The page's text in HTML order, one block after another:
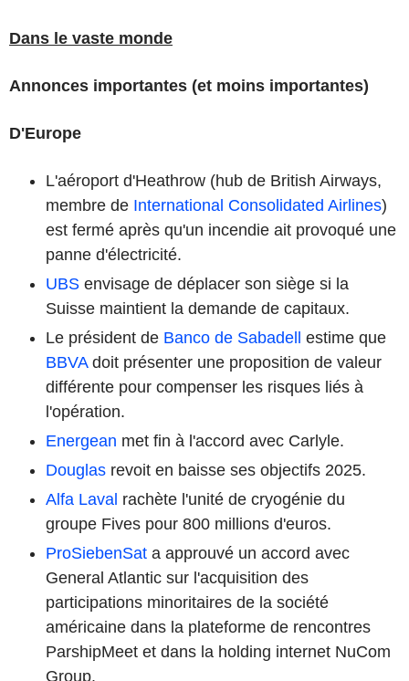
Dans le vaste monde
Annonces importantes (et moins importantes)
D'Europe
L'aéroport d'Heathrow (hub de British Airways,
membre de International Consolidated Airlines)
est fermé après qu'un incendie ait provoqué une
panne d'électricité.
UBS envisage de déplacer son siège si la
Suisse maintient la demande de capitaux.
Le président de Banco de Sabadell estime que
BBVAdoit présenter une proposition de valeur
différente pour compenser les risques liés à
l'opération.
Energean met fin à l'accord avec Carlyle.
Douglas revoit en baisse ses objectifs 2025.
Alfa Laval rachète l'unité de cryogénie du
groupe Fives pour 800 millions d'euros.
ProSiebenSat a approuvé un accord avec
General Atlantic sur l'acquisition des
participations minoritaires de la société
américaine dans la plateforme de rencontres
ParshipMeet et dans la holding internet NuCom
Group.